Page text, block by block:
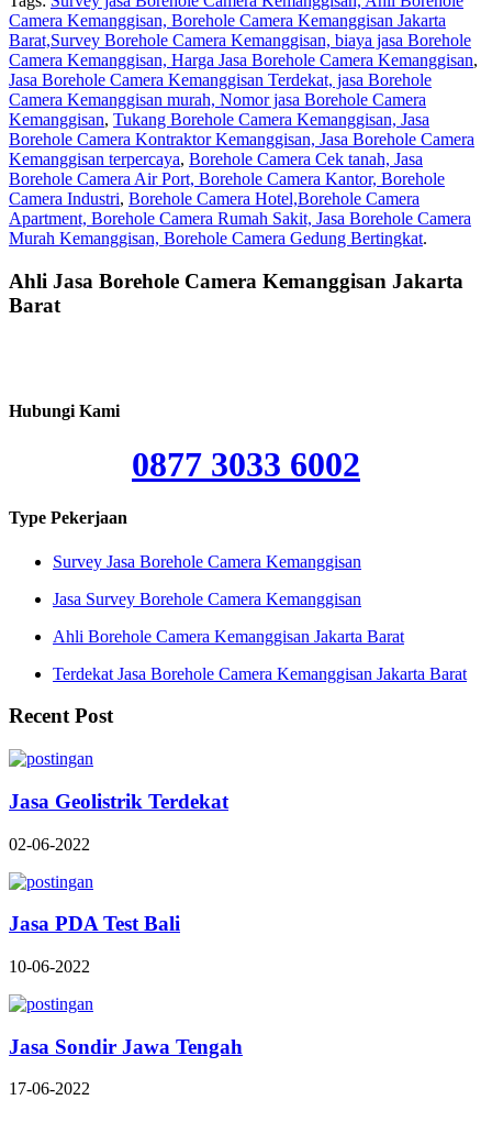
Camera Kemanggisan, Borehole Camera Kemanggisan Jakarta
Barat,Survey Borehole Camera Kemanggisan, biaya jasa Borehole
Camera Kemanggisan, Harga Jasa Borehole Camera Kemanggisan,
Jasa Borehole Camera Kemanggisan Terdekat, jasa Borehole
Camera Kemanggisan murah, Nomor jasa Borehole Camera
Kemanggisan, Tukang Borehole Camera Kemanggisan, Jasa
Borehole Camera Kontraktor Kemanggisan, Jasa Borehole Camera
Kemanggisan terpercaya, Borehole Camera Cek tanah, Jasa
Borehole Camera Air Port, Borehole Camera Kantor, Borehole
Camera Industri, Borehole Camera Hotel,Borehole Camera
Apartment, Borehole Camera Rumah Sakit, Jasa Borehole Camera
Murah Kemanggisan, Borehole Camera Gedung Bertingkat.
Ahli Jasa Borehole Camera Kemanggisan Jakarta
Barat
Hubungi Kami
0877 3033 6002
Type Pekerjaan
Survey Jasa Borehole Camera Kemanggisan
Jasa Survey Borehole Camera Kemanggisan
Ahli Borehole Camera Kemanggisan Jakarta Barat
Terdekat Jasa Borehole Camera Kemanggisan Jakarta Barat
Recent Post
Jasa Geolistrik Terdekat
02-06-2022
Jasa PDA Test Bali
10-06-2022
Jasa Sondir Jawa Tengah
17-06-2022